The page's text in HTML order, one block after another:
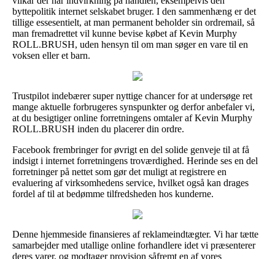
byttepolitik internet selskabet bruger. I den sammenhæng er det
tillige essesentielt, at man permanent beholder sin ordremail, så
man fremadrettet vil kunne bevise købet af Kevin Murphy
ROLL.BRUSH, uden hensyn til om man søger en vare til en
voksen eller et barn.
Trustpilot indebærer super nyttige chancer for at undersøge ret
mange aktuelle forbrugeres synspunkter og derfor anbefaler vi,
at du besigtiger online forretningens omtaler af Kevin Murphy
ROLL.BRUSH inden du placerer din ordre.
Facebook frembringer for øvrigt en del solide genveje til at få
indsigt i internet forretningens troværdighed. Herinde ses en del
forretninger på nettet som gør det muligt at registrere en
evaluering af virksomhedens service, hvilket også kan drages
fordel af til at bedømme tilfredsheden hos kunderne.
Denne hjemmeside finansieres af reklameindtægter. Vi har tætte
samarbejder med utallige online forhandlere idet vi præsenterer
deres varer, og modtager provision såfremt en af vores